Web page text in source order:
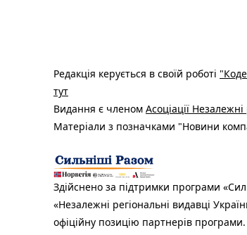
Редакція керується в своїй роботі
тут
Видання є членом Асоціації
Матеріали з позначками "Новини
Здійснено за підтримки програми
«Незалежні регіональні видавці
офіційну позицію партнерів програми.